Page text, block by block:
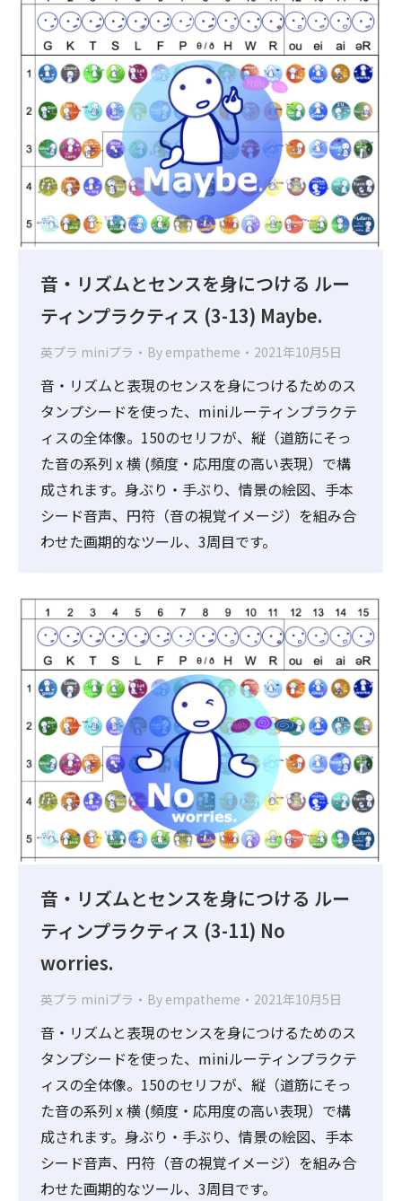
音・リズムとセンスを身につける ルー
ティンプラクティス (3-13) Maybe.
英プラ miniプラ By empatheme 2021年10月5日
音・リズムと表現のセンスを身につけるためのス
タンプシードを使った、miniルーティンプラクテ
ィスの全体像。150のセリフが、縦（道筋にそっ
た音の系列 x 横 (頻度・応用度の高い表現）で構
成されます。身ぶり・手ぶり、情景の絵図、手本
シード音声、円符（音の視覚イメージ）を組み合
わせた画期的なツール、3周目です。
音・リズムとセンスを身につける ルー
ティンプラクティス (3-11) No
worries.
英プラ miniプラ By empatheme 2021年10月5日
音・リズムと表現のセンスを身につけるためのス
タンプシードを使った、miniルーティンプラクテ
ィスの全体像。150のセリフが、縦（道筋にそっ
た音の系列 x 横 (頻度・応用度の高い表現）で構
成されます。身ぶり・手ぶり、情景の絵図、手本
シード音声、円符（音の視覚イメージ）を組み合
わせた画期的なツール、3周目です。